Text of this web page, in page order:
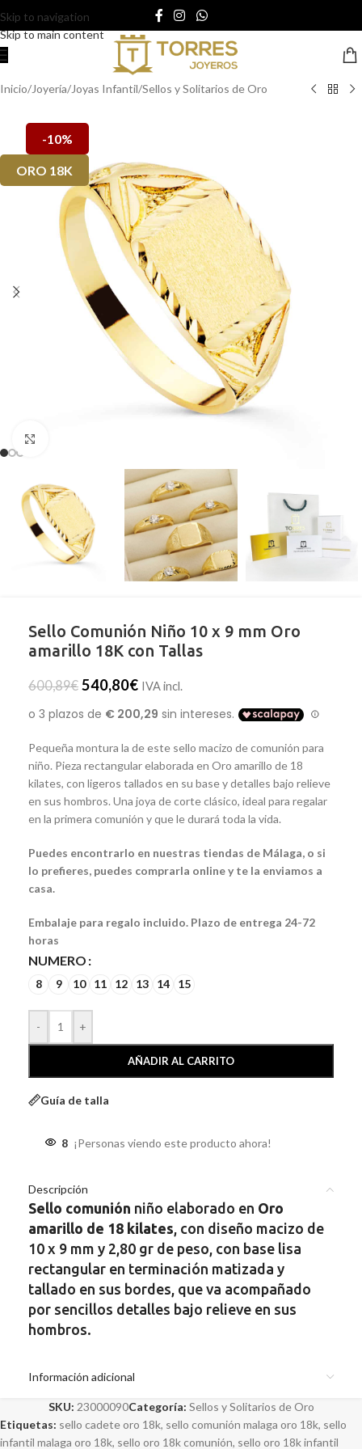
Skip to navigation
Skip to main content
Inicio/Joyería/Joyas Infantil/Sellos y Solitarios de Oro
-10%
ORO 18K
Sello Comunión Niño 10 x 9 mm Oro
amarillo 18K con Tallas
600,89€ 540,80€ IVA incl.
Pequeña montura la de este sello macizo de comunión para
niño. Pieza rectangular elaborada en Oro amarillo de 18
kilates, con ligeros tallados en su base y detalles bajo relieve
en sus hombros. Una joya de corte clásico, ideal para regalar
en la primera comunión y que le durará toda la vida.
Puedes encontrarlo en nuestras tiendas de Málaga, o si
lo prefieres, puedes comprarla online y te la enviamos a
casa.
Embalaje para regalo incluido. Plazo de entrega 24-72
horas
NUMERO
8 9 10 11 12 13 14 15
- +
AÑADIR AL CARRITO
Guía de talla
8 ¡Personas viendo este producto ahora!
Descripción
Sello comunión niño elaborado en Oro
amarillo de 18 kilates, con diseño macizo de
10 x 9 mm y 2,80 gr de peso, con base lisa
rectangular en terminación matizada y
tallado en sus bordes, que va acompañado
por sencillos detalles bajo relieve en sus
hombros.
Información adicional
SKU: 23000090Categoría: Sellos y Solitarios de Oro
Etiquetas: sello cadete oro 18k, sello comunión malaga oro 18k, sello
infantil malaga oro 18k, sello oro 18k comunión, sello oro 18k infantil